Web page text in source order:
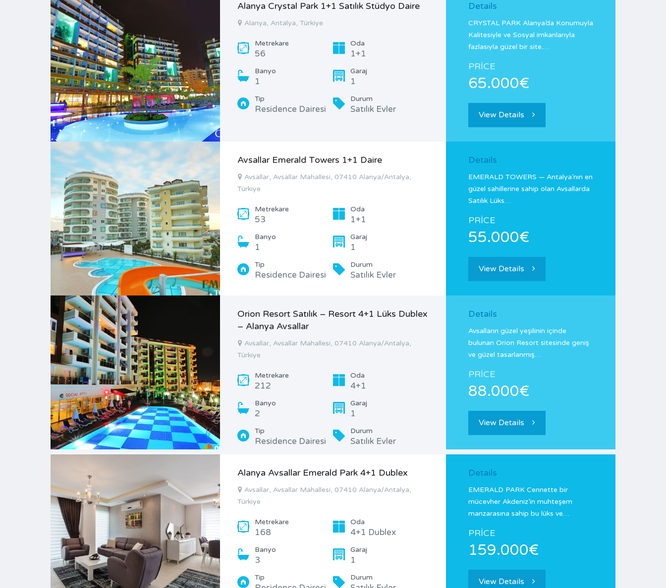
Alanya Crystal Park 1+1 Satılık Stüdyo Daire
Alanya, Antalya, Türkiye
Metrekare
56
Oda
1+1
Banyo
1
Garaj
1
Tip
Residence Dairesi
Durum
Satılık Evler
Details
CRYSTAL PARK Alanya’da Konumuyla
Kalitesiyle ve Sosyal imkanlarıyla
fazlasıyla güzel bir site.…
PRICE
65.000€
View Details
Avsallar Emerald Towers 1+1 Daire
Avsallar, Avsallar Mahallesi, 07410 Alanya/Antalya,
Türkiye
Metrekare
53
Oda
1+1
Banyo
1
Garaj
1
Tip
Residence Dairesi
Durum
Satılık Evler
Details
EMERALD TOWERS — Antalya’nın en
güzel sahillerine sahip olan Avsallarda
Satılık Lüks…
PRICE
55.000€
View Details
Orion Resort Satılık – Resort 4+1 Lüks Dublex
– Alanya Avsallar
Avsallar, Avsallar Mahallesi, 07410 Alanya/Antalya,
Türkiye
Metrekare
212
Oda
4+1
Banyo
2
Garaj
1
Tip
Residence Dairesi
Durum
Satılık Evler
Details
Avsalların güzel yeşilinin içinde
bulunan Orion Resort sitesinde geniş
ve güzel tasarlanmış…
PRICE
88.000€
View Details
Alanya Avsallar Emerald Park 4+1 Dublex
Avsallar, Avsallar Mahallesi, 07410 Alanya/Antalya,
Türkiye
Metrekare
168
Oda
4+1 Dublex
Banyo
3
Garaj
1
Tip Durum
Details
EMERALD PARK Cennette bir
mücevher Akdeniz’in muhteşem
manzarasına sahip bu lüks ve…
PRICE
159.000€
View Details